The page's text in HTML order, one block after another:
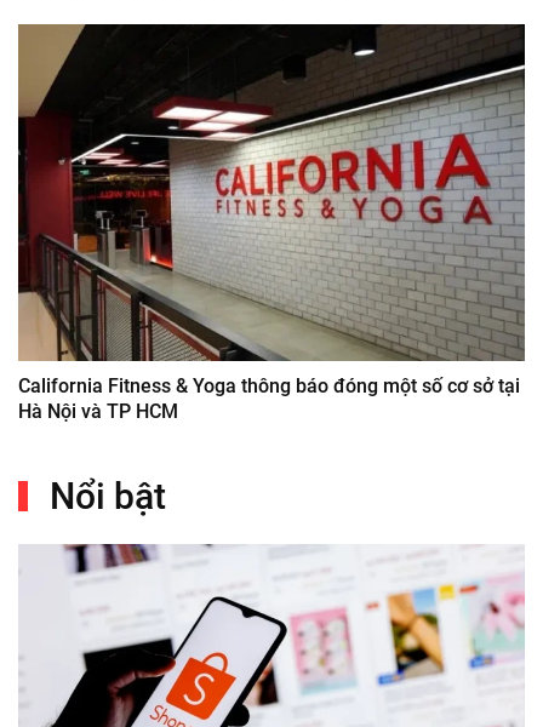
California Fitness & Yoga thông báo đóng một số cơ sở tại
Hà Nội và TP HCM
Nổi bật